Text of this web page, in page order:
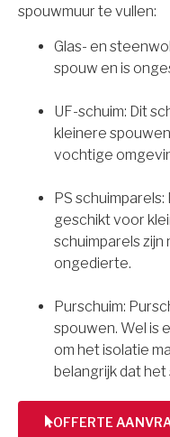
spouwmuur te vullen:
Glas- en
spouw en is
UF-schuim: Dit
kleinere
vochtige
PS
geschikt voor
schuimparels
ongedierte.
Purschuim:
spouwen. Wel is
om het isolatie
belangrijk dat het
OFFERTE